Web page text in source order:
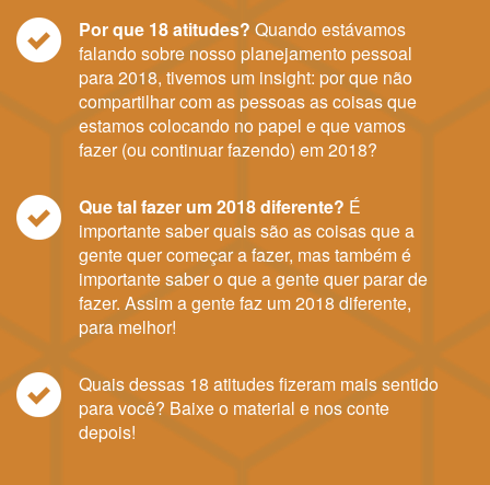
Por que 18 atitudes? Quando estávamos
falando sobre nosso planejamento pessoal
para 2018, tivemos um insight: por que não
compartilhar com as pessoas as coisas que
estamos colocando no papel e que vamos
fazer (ou continuar fazendo) em 2018?
Que tal fazer um 2018 diferente? É
importante saber quais são as coisas que a
gente quer começar a fazer, mas também é
importante saber o que a gente quer parar de
fazer. Assim a gente faz um 2018 diferente,
para melhor!
Quais dessas 18 atitudes fizeram mais sentido
para você? Baixe o material e nos conte
depois!